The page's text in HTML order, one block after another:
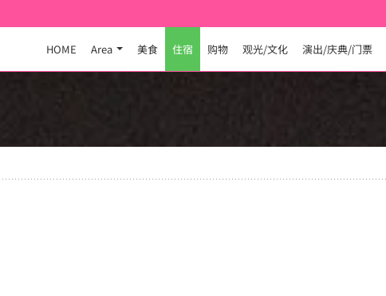
HOME Area 美食 住宿 购物 观光/文化 演出/庆典/门票